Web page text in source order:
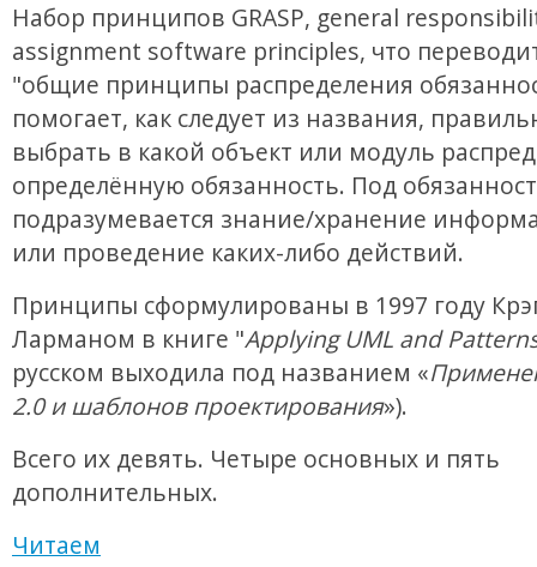
Набор принципов GRASP, general
assignment software principles, что
"общие принципы распределения
помогает, как следует из названия,
выбрать в какой объект или модуль
определённую обязанность. Под
подразумевается знание/хранение
или проведение каких-либо действий.
Принципы сформулированы в 1997 году
Ларманом в книге "Applying UML and
русском выходила под названием «
2.0 и шаблонов проектирования»).
Всего их девять. Четыре основных и пять
дополнительных.
Читаем